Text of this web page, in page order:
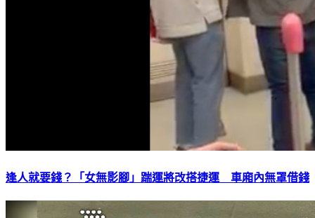
逢人就要錢？「女無影腳」踹運將改搭捷運 車廂內無罩借錢